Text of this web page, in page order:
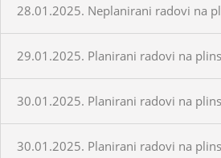
28.01.2025. Neplanirani radovi na
29.01.2025. Planirani radovi na
30.01.2025. Planirani radovi na
30.01.2025. Planirani radovi na